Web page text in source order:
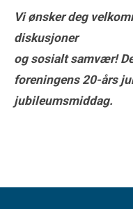
Vi ønsker deg
diskusjoner
og sosialt samvær!
foreningens 20-års
jubileumsmiddag.